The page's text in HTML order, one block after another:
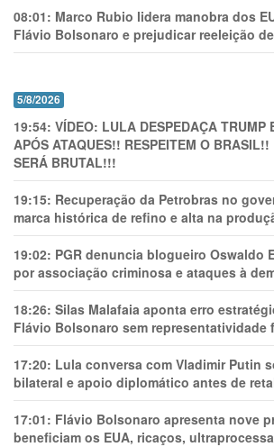
08:01: Marco Rubio lidera manobra dos
Flávio Bolsonaro e prejudicar reeleição
5/8/2026
19:54: VÍDEO: LULA DESPEDAÇA TRUMP
APÓS ATAQUES!! RESPEITEM O
SERÁ BRUTAL!!!
19:15: Recuperação da Petrobras no
marca histórica de refino e alta na
19:02: PGR denuncia blogueiro Oswaldo
por associação criminosa e ataques à
18:26: Silas Malafaia aponta erro
Flávio Bolsonaro sem representatividade
17:20: Lula conversa com Vladimir Putin
bilateral e apoio diplomático antes de
17:01: Flávio Bolsonaro apresenta nove
beneficiam os EUA, ricaços,